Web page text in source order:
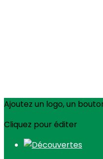
Ajoutez un logo, un
Cliquez pour éditer